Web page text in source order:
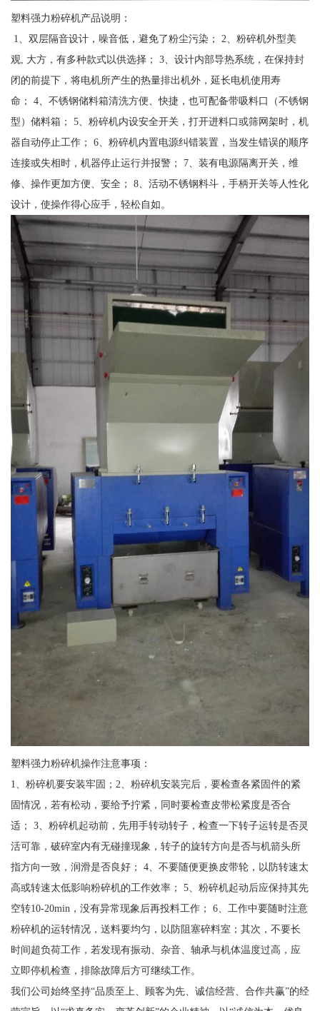
塑料强力粉碎机产品说明：
1、双层隔音设计，噪音低，避免了粉尘污染； 2、粉碎机外型美
观, 大方，有多种款式以供选择； 3、设计内部导热系统，在保持封
闭的前提下，将电机所产生的热量排出机外，延长电机使用寿
命； 4、不锈钢储料箱清洗方便、快捷，也可配备带吸料口（不锈钢
型）储料箱； 5、粉碎机内设安全开关，打开进料口或筛网架时，机
器自动停止工作； 6、粉碎机内置电源纠错装置，当发生错误的顺序
连接或失相时，机器停止运行并报警； 7、装有电源隔离开关，维
修、操作更加方便、安全； 8、活动不锈钢料斗，手柄开关等人性化
设计，使操作得心应手，轻松自如。
塑料强力粉碎机操作注意事项：
1、粉碎机要安装牢固；2、粉碎机安装完后，要检查各紧固件的紧
固情况，若有松动，要给予拧紧，同时要检查皮带松紧度是否合
适； 3、粉碎机起动前，先用手转动转子，检查一下转子运转是否灵
活可靠，破碎室内有无碰撞现象，转子的旋转方向是否与机箭头所
指方向一致，润滑是否良好； 4、不要随便更换皮带轮，以防转速太
高或转速太低影响粉碎机的工作效率； 5、粉碎机起动后应保持其先
空转10-20min，没有异常现象后再投料工作； 6、工作中要随时注意
粉碎机的运转情况，送料要均匀，以防阻塞碎料室；其次，不要长
时间超负荷工作，若发现有振动、杂音、轴承与机体温度过高，应
立即停机检查，排除故障后方可继续工作。
我们公司始终坚持“品质至上、顾客为先、诚信经营、合作共赢”的经